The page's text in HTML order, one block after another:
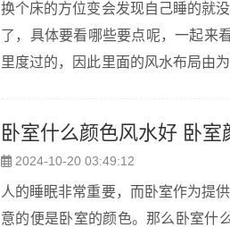
换个床的方位变会发现自己睡的就
了，具体要看哪些要点呢，一起来看看吧。 卧室风水知识 人至少有三分之一
里度过的，因此里面的风水布局由
卧室什么颜色风水好 卧室
2024-10-20 03:49:12
人的睡眠非常重要，而卧室作为提
意的便是卧室的颜色。那么卧室什么颜色